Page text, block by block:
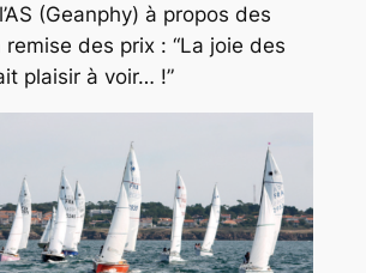
(Geanphy) à propos des
des prix : “La joie des
plaisir à voir… !”